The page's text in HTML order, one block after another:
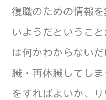
復職のための情報
いようだというこ
は何かわからない
職・再休職してし
をすればよいか、